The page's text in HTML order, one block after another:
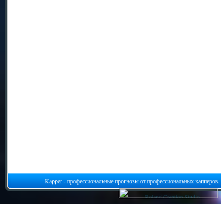
Kapper - профессиональные прогнозы от профессиональных